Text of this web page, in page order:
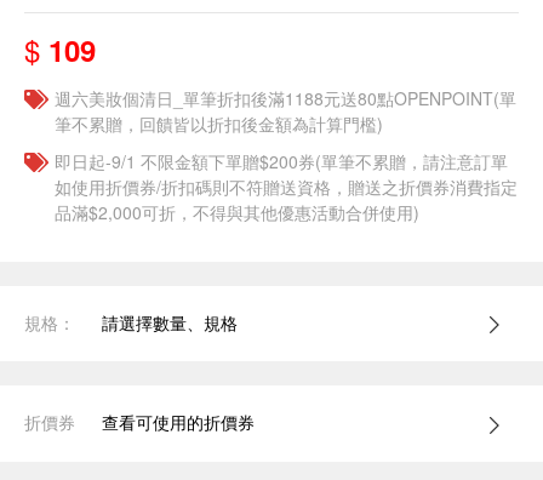
$ 109
週六美妝個清日_單筆折扣後滿1188元送80點OPENPOINT(單
筆不累贈，回饋皆以折扣後金額為計算門檻)
即日起-9/1 不限金額下單贈$200券(單筆不累贈，請注意訂單
如使用折價券/折扣碼則不符贈送資格，贈送之折價券消費指定
品滿$2,000可折，不得與其他優惠活動合併使用)
規格： 請選擇數量、規格
折價券 查看可使用的折價券